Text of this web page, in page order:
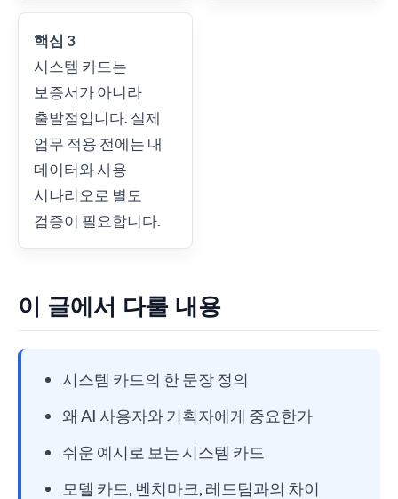
핵심 3
시스템 카드는
보증서가 아니라
출발점입니다. 실제
업무 적용 전에는 내
데이터와 사용
시나리오로 별도
검증이 필요합니다.
이 글에서 다룰 내용
시스템 카드의 한 문장 정의
왜 AI 사용자와 기획자에게 중요한가
쉬운 예시로 보는 시스템 카드
모델 카드, 벤치마크, 레드팀과의 차이